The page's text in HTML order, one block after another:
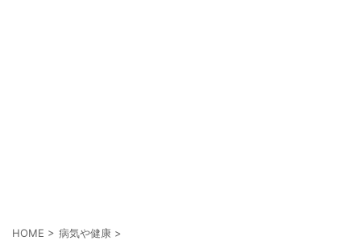
HOME > 病気や健康 >